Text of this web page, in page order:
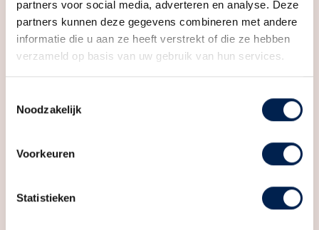
partners voor social media, adverteren en analyse. Deze
partners kunnen deze gegevens combineren met andere
informatie die u aan ze heeft verstrekt of die ze hebben
verzameld op basis van uw gebruik van hun services.
Noodzakelijk
Voorkeuren
Statistieken
kwartaal 2026